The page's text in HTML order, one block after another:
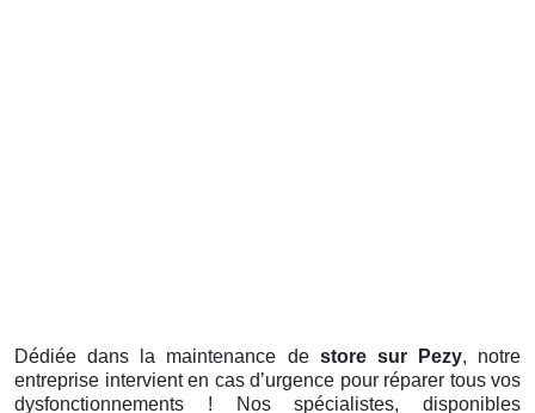
Dédiée dans la maintenance de store sur Pezy, notre
entreprise intervient en cas d’urgence pour réparer tous vos
dysfonctionnements ! Nos spécialistes, disponibles